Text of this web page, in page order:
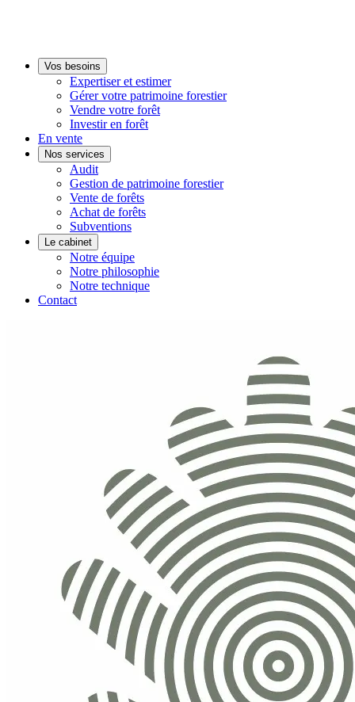
Vos besoins
Expertiser et estimer
Gérer votre patrimoine forestier
Vendre votre forêt
Investir en forêt
En vente
Nos services
Audit
Gestion de patrimoine forestier
Vente de forêts
Achat de forêts
Subventions
Le cabinet
Notre équipe
Notre philosophie
Notre technique
Contact